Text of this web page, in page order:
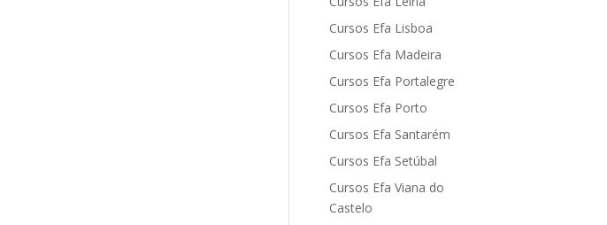
Cursos Efa Lisboa
Cursos Efa Madeira
Cursos Efa Portalegre
Cursos Efa Porto
Cursos Efa Santarém
Cursos Efa Setúbal
Cursos Efa Viana do
Castelo